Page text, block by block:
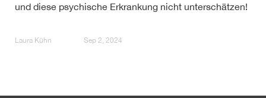
und diese psychische Erkrankung nicht unterschätzen!
Laura Kühn Sep 2, 2024